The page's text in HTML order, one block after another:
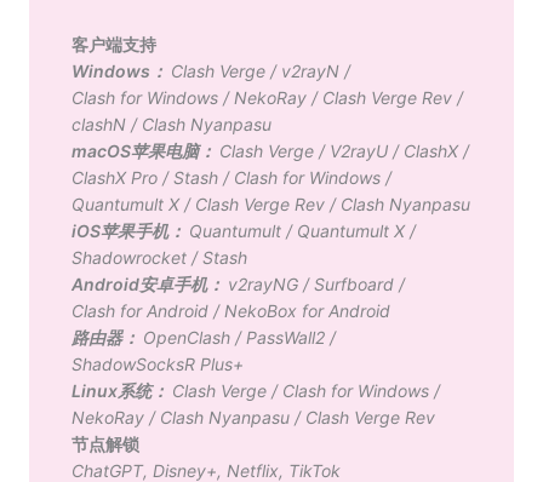
客户端支持
Windows： Clash Verge/ v2rayN/
Clash for Windows/ NekoRay/ Clash Verge Rev/
clashN/ Clash Nyanpasu
macOS苹果电脑： Clash Verge/ V2rayU/ ClashX/
ClashX Pro/Stash/ Clash for Windows/
Quantumult X/ Clash Verge Rev/ Clash Nyanpasu
iOS苹果手机： Quantumult/ Quantumult X/
Shadowrocket/Stash
Android安卓手机： v2rayNG/Surfboard/
Clash for Android/ NekoBox for Android
路由器： OpenClash/ PassWall2/
ShadowSocksR Plus+
Linux系统： Clash Verge/ Clash for Windows/
NekoRay/ Clash Nyanpasu/ Clash Verge Rev
节点解锁
ChatGPT, Disney+, Netflix, TikTok